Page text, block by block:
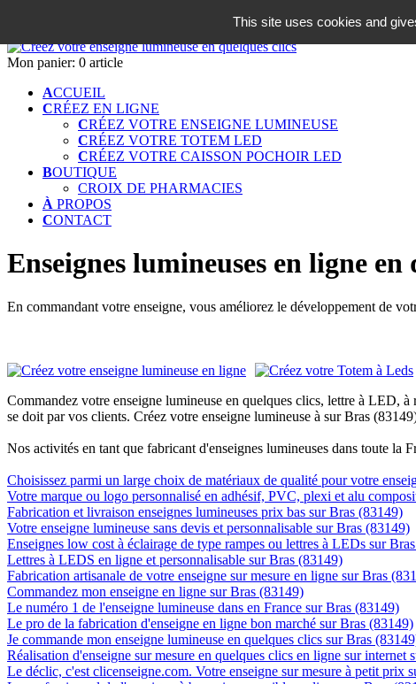
Mon panier: 0 article
ACCUEIL
CRÉEZ EN LIGNE
CRÉEZ VOTRE ENSEIGNE LUMINEUSE
CRÉEZ VOTRE TOTEM LED
CRÉEZ VOTRE CAISSON POCHOIR LED
BOUTIQUE
CROIX DE PHARMACIES
À PROPOS
CONTACT
Enseignes lumineuses en ligne
En commandant votre enseigne, vous améliorez le développement de
Commandez votre enseigne lumineuse en quelques clics, lettre à LED,
se doit par vos clients. Créez votre enseigne lumineuse à sur Bras
Nos activités en tant que fabricant d'enseignes lumineuses dans toute la
Choisissez parmi un large choix de matériaux de qualité pour votre
Votre marque ou logo personnalisé en adhésif, PVC, plexi et alu
Fabrication et livraison enseignes lumineuses prix bas sur Bras (83149)
Votre enseigne lumineuse sans devis et personnalisable sur Bras (83149)
Enseignes low cost à éclairage de type rampes ou lettres à LEDs sur
Lettres à LEDS en ligne et personnalisable sur Bras (83149)
Fabrication artisanale de votre enseigne sur mesure en ligne sur Bras
Commandez mon enseigne en ligne sur Bras (83149)
Le numéro 1 de l'enseigne lumineuse dans en France sur Bras (83149)
Le pro de la fabrication d'enseigne en ligne bon marché sur Bras (83149)
Je commande mon enseigne lumineuse en quelques clics sur Bras
Réalisation d'enseigne sur mesure en quelques clics en ligne sur internet
Le déclic, c'est clicenseigne.com. Votre enseigne sur mesure à petit prix
This site uses cookies and